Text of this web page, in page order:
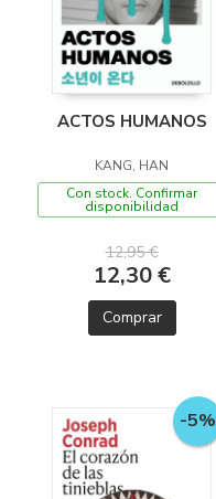
ACTOS HUMANOS
KANG, HAN
Con stock. Confirmar
disponibilidad
12,95 €
12,30 €
Comprar
-5%